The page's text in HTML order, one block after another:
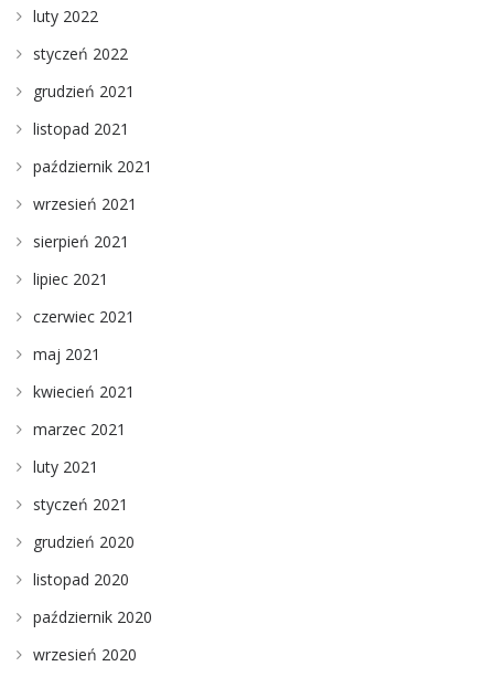
luty 2022
styczeń 2022
grudzień 2021
listopad 2021
październik 2021
wrzesień 2021
sierpień 2021
lipiec 2021
czerwiec 2021
maj 2021
kwiecień 2021
marzec 2021
luty 2021
styczeń 2021
grudzień 2020
listopad 2020
październik 2020
wrzesień 2020